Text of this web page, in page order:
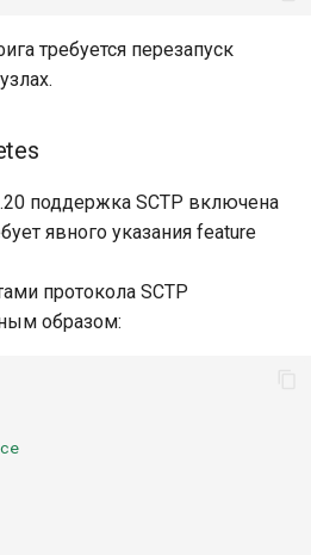
требуется перезапуск
поддержка SCTP включена
явного указания feature
протокола SCTP
образом: